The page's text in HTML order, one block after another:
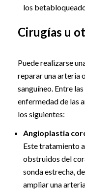
los
Cirugías u
Puede realizarse
reparar una arteria
sanguíneo. Entre
enfermedad de las
los siguientes:
Angioplastia
Este tratamiento
obstruidos del
sonda estrecha,
ampliar una